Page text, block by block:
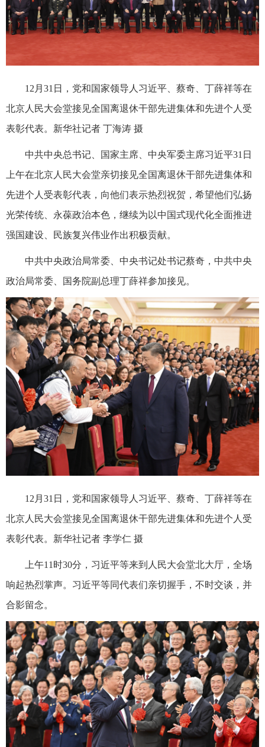
12月31日，党和国家领导人习近平、蔡奇、丁薛祥等在
北京人民大会堂接见全国离退休干部先进集体和先进个人受
表彰代表。新华社记者 丁海涛 摄
中共中央总书记、国家主席、中央军委主席习近平31日
上午在北京人民大会堂亲切接见全国离退休干部先进集体和
先进个人受表彰代表，向他们表示热烈祝贺，希望他们弘扬
光荣传统、永葆政治本色，继续为以中国式现代化全面推进
强国建设、民族复兴伟业作出积极贡献。
中共中央政治局常委、中央书记处书记蔡奇，中共中央
政治局常委、国务院副总理丁薛祥参加接见。
12月31日，党和国家领导人习近平、蔡奇、丁薛祥等在
北京人民大会堂接见全国离退休干部先进集体和先进个人受
表彰代表。新华社记者 李学仁 摄
上午11时30分，习近平等来到人民大会堂北大厅，全场
响起热烈掌声。习近平等同代表们亲切握手，不时交谈，并
合影留念。